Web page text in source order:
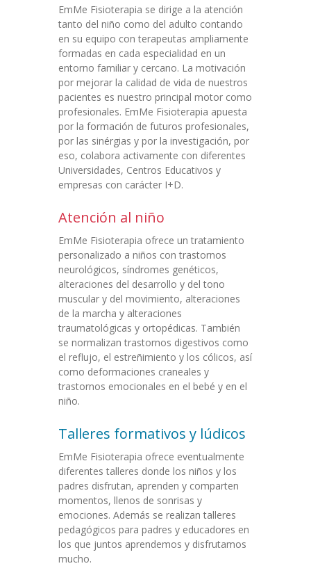
Contacto
EmMe Fisioterapia se dirige a la atención
tanto del niño como del adulto contando
en su equipo con terapeutas ampliamente
formadas en cada especialidad en un
entorno familiar y cercano. La motivación
por mejorar la calidad de vida de nuestros
pacientes es nuestro principal motor como
profesionales. EmMe Fisioterapia apuesta
por la formación de futuros profesionales,
por las sinérgias y por la investigación, por
eso, colabora activamente con diferentes
Universidades, Centros Educativos y
empresas con carácter I+D.
Atención al niño
EmMe Fisioterapia ofrece un tratamiento
personalizado a niños con trastornos
neurológicos, síndromes genéticos,
alteraciones del desarrollo y del tono
muscular y del movimiento, alteraciones
de la marcha y alteraciones
traumatológicas y ortopédicas. También
se normalizan trastornos digestivos como
el reflujo, el estreñimiento y los cólicos, así
como deformaciones craneales y
trastornos emocionales en el bebé y en el
niño.
Talleres formativos y lúdicos
EmMe Fisioterapia ofrece eventualmente
diferentes talleres donde los niños y los
padres disfrutan, aprenden y comparten
momentos, llenos de sonrisas y
emociones. Además se realizan talleres
pedagógicos para padres y educadores en
los que juntos aprendemos y disfrutamos
mucho.